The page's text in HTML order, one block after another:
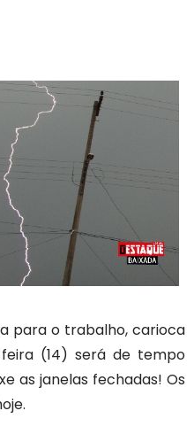
para o trabalho, carioca
(14) será de tempo
as janelas fechadas! Os